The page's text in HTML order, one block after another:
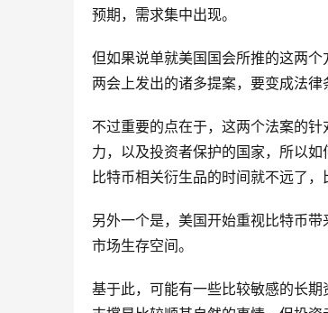
预期，需求集中出现。
但如果说单就美国国会所推的这两
两会上发出的诸多提案，要变成法律
不过重要的点在于，这两个法案的
力，以及投资者保护的国家，所以
比特币相关衍生品的时间就不远了
另外一个是，美国开始重视比特币
市场生存空间。
基于此，可能有一些比较敏感的长